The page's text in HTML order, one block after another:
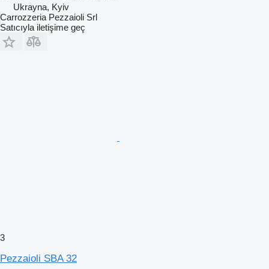
Ukrayna, Kyiv
Carrozzeria Pezzaioli Srl
Satıcıyla iletişime geç
3
Pezzaioli SBA 32